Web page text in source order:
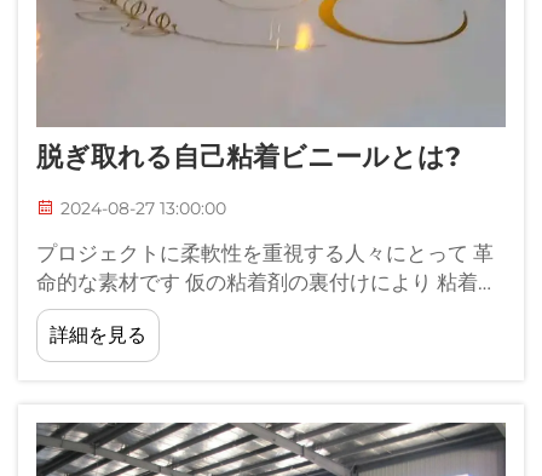
脱ぎ取れる自己粘着ビニールとは?
2024-08-27 13:00:00
プロジェクトに柔軟性を重視する人々にとって 革
命的な素材です 仮の粘着剤の裏付けにより 粘着し
た残留物を残さずに 簡単に塗り付け,取り除くこと
ができます ユーザーフレンドリーな...
詳細を見る